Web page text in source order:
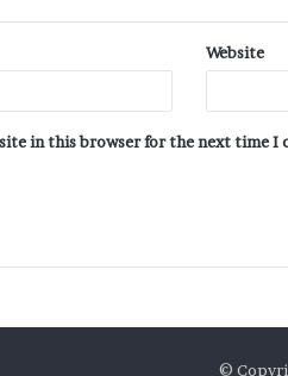
Website
in this browser for the next time I
©